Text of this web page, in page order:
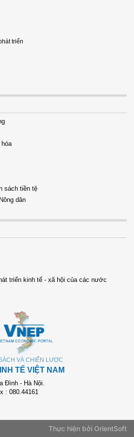
triển
hóa
sách tiền tệ
dân
triển kinh tế - xã hội của các nước
VÀ CHIẾN LƯỢC
TẾ VIỆT NAM
Đình - Hà Nội.
: 080.44161
Thực hiện bởi OrientSoft